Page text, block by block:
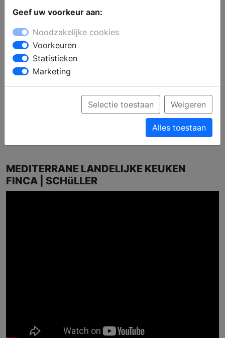
MEDITERRANE LANDELIJKE KEUKEN
FINCA | SCHüLLER
Geef uw voorkeur aan:
Noodzakelijke cookies
Voorkeuren
Statistieken
Marketing
Selectie toestaan Weigeren
Alles toestaan